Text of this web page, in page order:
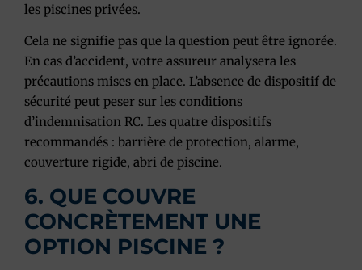
les piscines privées.
Cela ne signifie pas que la question peut être ignorée.
En cas d’accident, votre assureur analysera les
précautions mises en place. L’absence de dispositif de
sécurité peut peser sur les conditions
d’indemnisation RC. Les quatre dispositifs
recommandés : barrière de protection, alarme,
couverture rigide, abri de piscine.
6. QUE COUVRE
CONCRÈTEMENT UNE
OPTION PISCINE ?